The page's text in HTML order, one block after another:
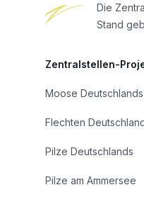
Die
Stand
Zentralstellen-
Moose Deutschlands
Flechten
Pilze Deutschlands
Pilze am Ammersee